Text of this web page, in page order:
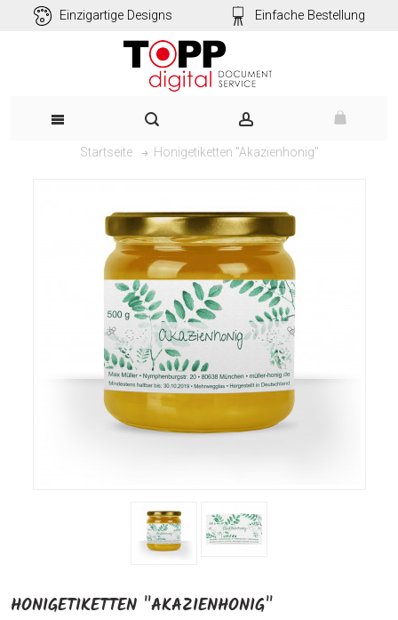
Einzigartige Designs Einfache Bestellung
Startseite Honigetiketten "Akazienhonig"
HONIGETIKETTEN "AKAZIENHONIG"